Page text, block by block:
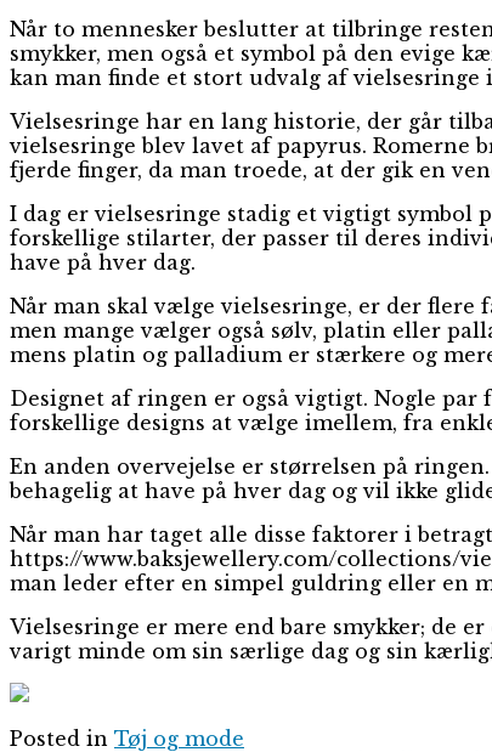
Når to mennesker beslutter at tilbringe
smykker, men også et symbol på den evige
kan man finde et stort udvalg af
Vielsesringe har en lang historie, der går
vielsesringe blev lavet af papyrus. Romerne
fjerde finger, da man troede, at der gik en
I dag er vielsesringe stadig et vigtigt
forskellige stilarter, der passer til deres
have på hver dag.
Når man skal vælge vielsesringe, er der
men mange vælger også sølv, platin eller
mens platin og palladium er stærkere og
Designet af ringen er også vigtigt. Nogle
forskellige designs at vælge imellem, fra
En anden overvejelse er størrelsen på
behagelig at have på hver dag og vil ikke
Når man har taget alle disse faktorer i
https://www.baksjewellery.com/collections/
man leder efter en simpel guldring eller en
Vielsesringe er mere end bare smykker; de
varigt minde om sin særlige dag og sin
Posted in Tøj og mode